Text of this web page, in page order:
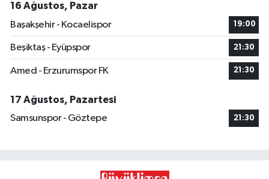
16 Ağustos, Pazar
Başakşehir - Kocaelispor
19:00
Beşiktaş - Eyüpspor 21:30
Amed - Erzurumspor FK 21:30
17 Ağustos, Pazartesi
Samsunspor - Göztepe
21:30